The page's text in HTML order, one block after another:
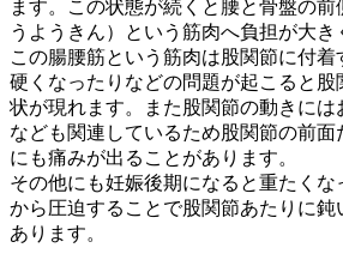
ます。この状態が続くと腰と骨盤の前
うようきん）という筋肉へ負担が大き
この腸腰筋という筋肉は股関節に付
硬くなったりなどの問題が起こると股
状が現れます。また股関節の動きには
なども関連しているため股関節の前面
にも痛みが出ることがあります。
その他にも妊娠後期になると重たくな
から圧迫することで股関節あたりに鈍
あります。